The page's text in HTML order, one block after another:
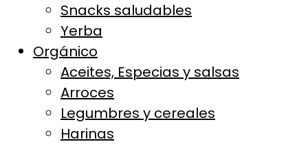
Snacks saludables
Yerba
Orgánico
Aceites, Especias y salsas
Arroces
Legumbres y cereales
Harinas